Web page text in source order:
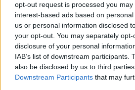
opt-out request is processed you may
interest-based ads based on
us or personal information disclosed
your opt-out. You may separately
disclosure of your personal
IAB’s list of downstream participants.
also be disclosed by us to third
Downstream Participants that may